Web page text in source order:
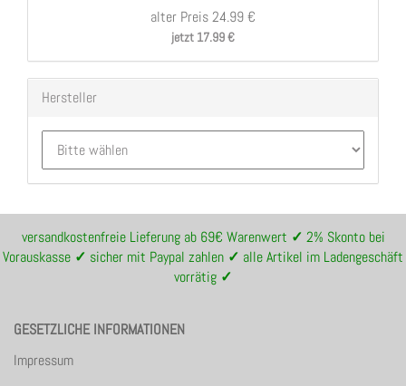
alter Preis 24.99 €
jetzt 17.99 €
Hersteller
versandkostenfreie Lieferung ab 69€ Warenwert ✓ 2% Skonto bei
Vorauskasse ✓ sicher mit Paypal zahlen ✓ alle Artikel im Ladengeschäft
vorrätig ✓
GESETZLICHE INFORMATIONEN
Impressum